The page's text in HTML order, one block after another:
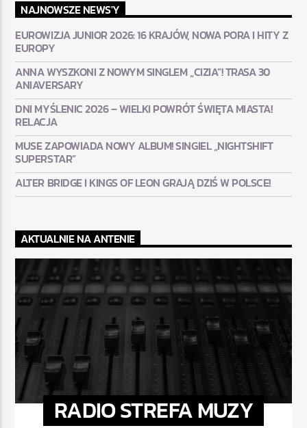
NAJNOWSZE NEWS'Y
EUROWIZJA JUNIOR 2026: 16 KRAJÓW, NOWA PORA I HITY Z
EUROPY
ANNA WYSZKONI Z NOWYM SINGLEM „CIZIA”! TRASA 30
ANIAVERSARY
DNI MYŚLENIC 2026 – WIELKI POWRÓT ŚWIĘTA MIASTA!
RELACJA
MUSE ZAPOWIADA NOWY ALBUM! SINGIEL „NIGHTSHIFT
SUPERSTAR”
ALTER BRIDGE I KINGS OF LEON GRAJĄ DZIŚ W POLSCE!
AKTUALNIE NA ANTENIE
RADIO STREFA MUZY